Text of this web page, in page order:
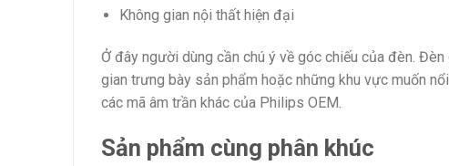
Không gian nội thất hiện đại
Ở đây người dùng cần chú ý về góc chiếu của đèn.
gian trưng bày sản phẩm hoặc những khu vực muốn
các mã âm trần khác của Philips OEM.
Sản phẩm cùng phân khúc